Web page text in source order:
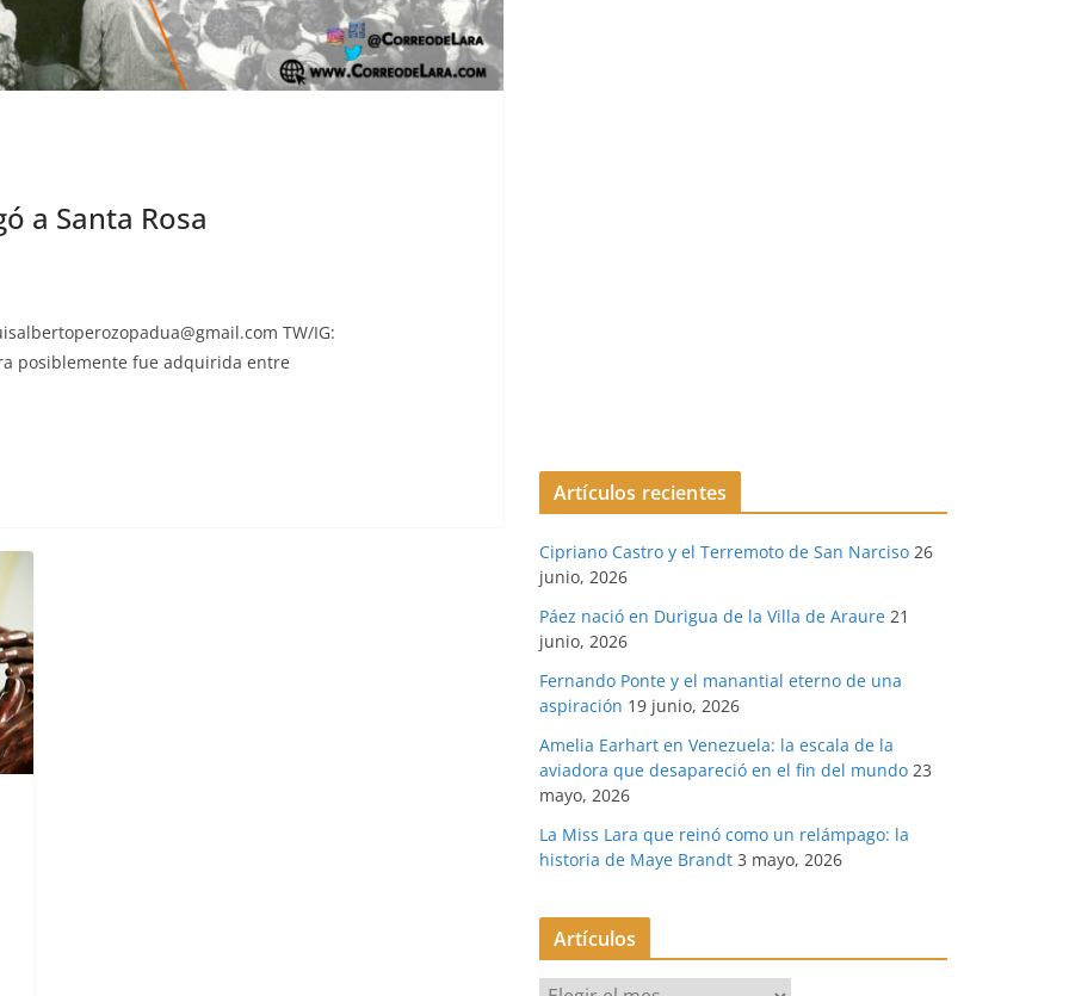
a Santa Rosa
TW/IG:
posi­ble­mente fue adquiri­da entre
Artículos recientes
Cipriano Castro y el Terremoto de San Narciso 26
junio, 2026
Páez nació en Durigua de la Villa de Araure 21
junio, 2026
Fernando Ponte y el manantial eterno de una
aspiración 19 junio, 2026
Amelia Earhart en Venezuela: la escala de la
aviadora que desapareció en el fin del mundo 23
mayo, 2026
La Miss Lara que reinó como un relámpago: la
historia de Maye Brandt 3 mayo, 2026
Artículos